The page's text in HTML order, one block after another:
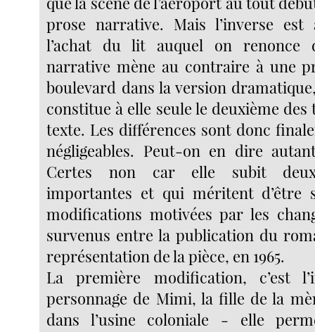
prose narrative. Mais l’inverse est
l’achat du lit auquel on renonce
narrative mène au contraire à une
boulevard dans la version
constitue à elle seule le deuxième
texte. Les différences sont donc
négligeables. Peut-on en dire
Certes non car elle subit deux
importantes et qui méritent d’être
modifications motivées par les
survenus entre la publication du
représentation de la pièce, en 1965.
La première modification, c’est
personnage de Mimi, la fille de la
dans l’usine coloniale - elle